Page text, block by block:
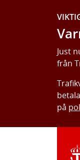
Just
från
på